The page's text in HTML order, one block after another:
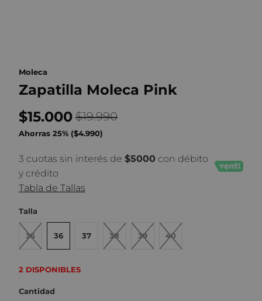
Moleca
Zapatilla Moleca Pink
$15.000 $19.990
Ahorras 25% ($4.990)
3 cuotas sin interés de $5000 con débito
y crédito
Tabla de Tallas
Talla
35 36 37 38 39 40
2 DISPONIBLES
Cantidad